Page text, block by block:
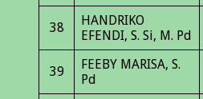
38
HANDRIKO
EFENDI, S. Si, M. Pd
39
FEEBY MARISA, S.
Pd